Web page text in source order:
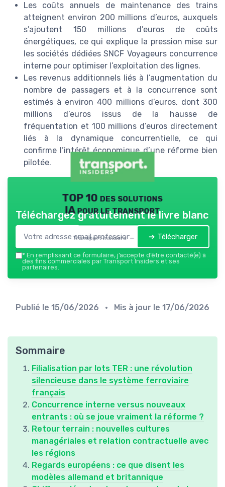
Les coûts annuels de maintenance des trains
atteignent environ 200 millions d’euros, auxquels
s’ajoutent 150 millions d’euros de coûts
énergétiques, ce qui explique la pression mise sur
les sociétés dédiées SNCF Voyageurs concurrence
interne pour optimiser l’exploitation des lignes.
Les revenus additionnels liés à l’augmentation du
nombre de passagers et à la concurrence sont
estimés à environ 400 millions d’euros, dont 300
millions d’euros issus de la hausse de
fréquentation et 100 millions d’euros directement
liés à la dynamique concurrentielle, ce qui
confirme l’intérêt économique d’une réforme bien
pilotée.
TOP 10 des solutions
IA pour le transport
Transport Insiders — 2026
Téléchargez gratuitement le livre blanc
➔ Télécharger
* En remplissant ce formulaire, j’accepte d’être contacté(e) à
des fins commerciales par Transport Insiders et ses
partenaires.
Publié le 15/06/2026 • Mis à jour le 17/06/2026
Sommaire
Filialisation par lots TER : une révolution
silencieuse dans le système ferroviaire
français
Concurrence interne versus nouveaux
entrants : où se joue vraiment la réforme ?
Retour terrain : nouvelles cultures
managériales et relation contractuelle avec
les régions
Regards européens : ce que disent les
modèles allemand et britannique